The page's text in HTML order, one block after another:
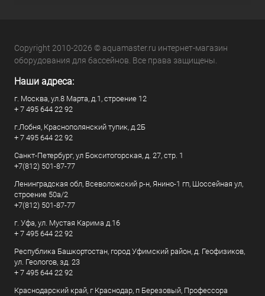
Copyright 2010-2026 © aquamaster.ru интернет-магазин
оборудования для бассейнов. Все права защищены.
Наши адреса:
г. Москва, ул.8 Марта, д.1, строение 12
+ 7 495 644 22 92
г.Лобня, Краснополянский тупик, д.2Б
+ 7 495 644 22 92
Санкт-Петербург, ул Бокситогорская, д. 27, стр. 1
+7(812) 501-87-77
Ленинградская обл, Всеволожский р-н, Янино-1 гп, Шоссейная ул,
строение 50а/2
+7(812) 501-87-77
г. Уфа, ул. Мустая Карима д.16
+ 7 495 644 22 92
Республика Башкортостан, город Уфимский район, д. Геофизиков,
ул. Геологов, зд. 23
+ 7 495 644 22 92
Краснодарский край, г Краснодар, п Березовый, Профессора